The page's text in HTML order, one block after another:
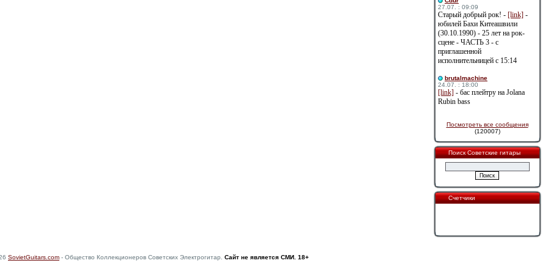
27.07. : 09:09
Старый добрый рок! - [link] -
юбилей Бахи Китеашвили
(30.10.1990) - 25 лет на рок-
сцене - ЧАСТЬ 3 - с
приглашенной
исполнительницей с 15:14
brutalmachine
24.07. : 18:00
[link] - бас плейтру на Jolana
Rubin bass
Посмотреть все сообщения
(120007)
Поиск Советские гитары
Счетчики
SovietGuitars.com - Общество Коллекционеров Советских Электрогитар. Сайт не является СМИ. 18+